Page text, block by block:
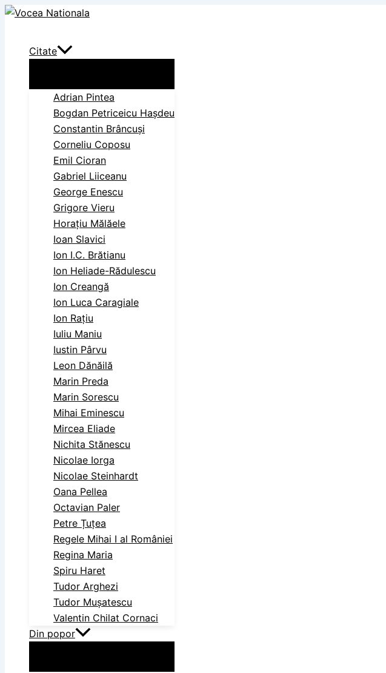
Skip
Citate
Adrian Pintea
Bogdan Petriceicu Haşdeu
Constantin Brâncuși
Corneliu Coposu
Emil Cioran
Gabriel Liiceanu
George Enescu
Grigore Vieru
Horațiu Mălăele
Ioan Slavici
Ion I.C. Brătianu
Ion Heliade-Rădulescu
Ion Creangă
Ion Luca Caragiale
Ion Rațiu
Iuliu Maniu
Iustin Pârvu
Leon Dănăilă
Marin Preda
Marin Sorescu
Mihai Eminescu
Mircea Eliade
Nichita Stănescu
Nicolae Iorga
Nicolae Steinhardt
Oana Pellea
Octavian Paler
Petre Țuțea
Regele Mihai I al României
Regina Maria
Spiru Haret
Tudor Arghezi
Tudor Mușatescu
Valentin Chilat Cornaci
Din popor